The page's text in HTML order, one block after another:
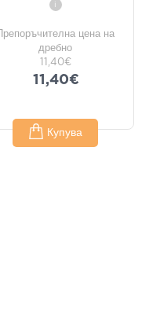
i
Препоръчителна цена на
дребно
11,40€
11,40€
Купува